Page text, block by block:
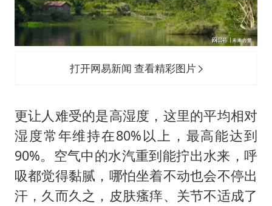
打开网易新闻 查看精彩图片
更让人难受的是高湿度，这里的平均相对
湿度常年维持在80%以上，最高能达到
90%。空气中的水汽重到能拧出水来，呼
吸都觉得黏腻，哪怕坐着不动也会不停出
汗，久而久之，皮肤瘙痒、关节不适成了